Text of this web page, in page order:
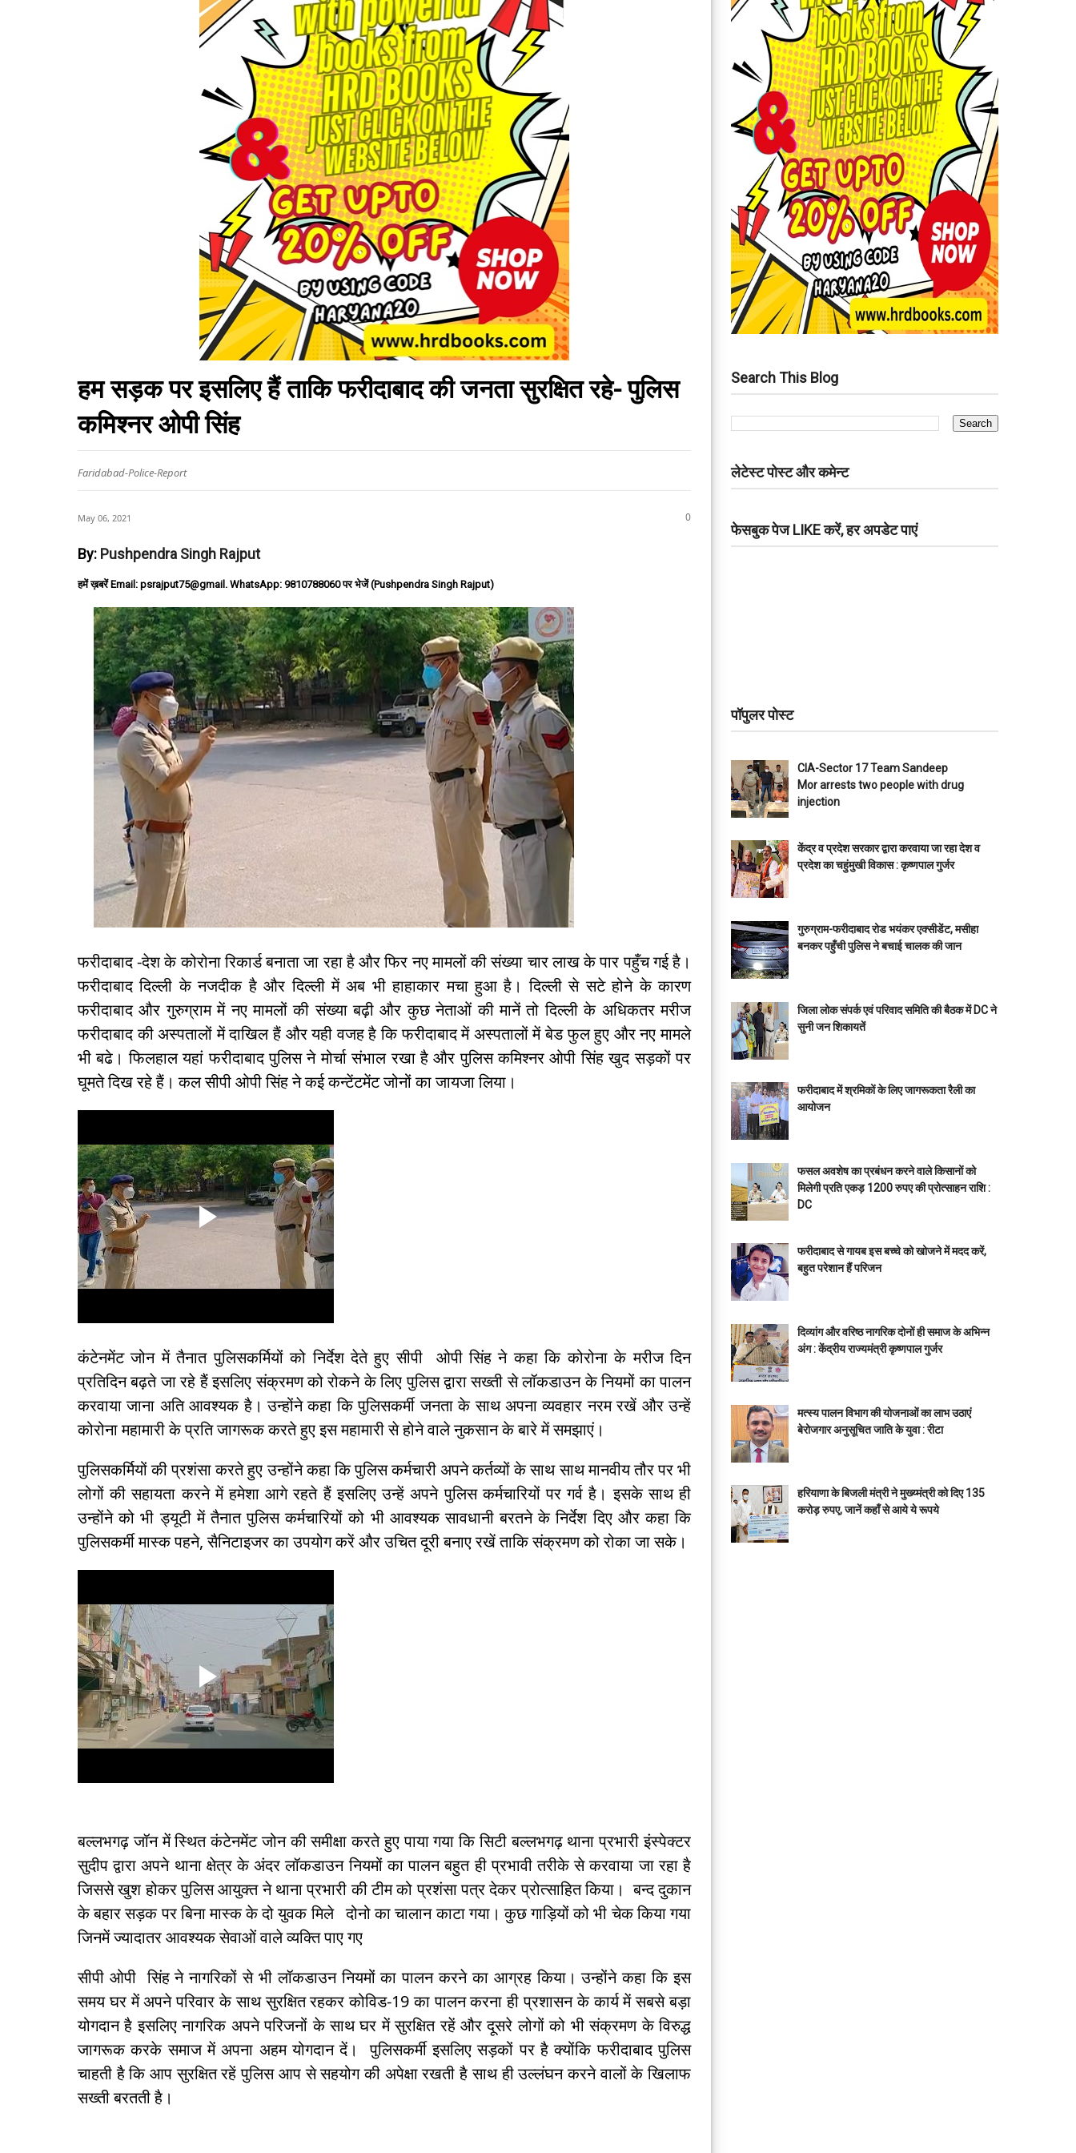
हम सड़क पर इसलिए हैं ताकि फरीदाबाद की जनता सुरक्षित रहे- पुलिस
कमिश्नर ओपी सिंह
Faridabad-Police-Report
May 06, 2021 0
By: Pushpendra Singh Rajput
हमें ख़बरें Email: psrajput75@gmail. WhatsApp: 9810788060 पर भेजें (Pushpendra Singh Rajput)
फरीदाबाद -देश के कोरोना रिकार्ड बनाता जा रहा है और फिर नए मामलों की संख्या चार लाख के पार पहुँच गई है।
फरीदाबाद दिल्ली के नजदीक है और दिल्ली में अब भी हाहाकार मचा हुआ है। दिल्ली से सटे होने के कारण
फरीदाबाद और गुरुग्राम में नए मामलों की संख्या बढ़ी और कुछ नेताओं की मानें तो दिल्ली के अधिकतर मरीज
फरीदाबाद की अस्पतालों में दाखिल हैं और यही वजह है कि फरीदाबाद में अस्पतालों में बेड फुल हुए और नए मामले
भी बढे। फिलहाल यहां फरीदाबाद पुलिस ने मोर्चा संभाल रखा है और पुलिस कमिश्नर ओपी सिंह खुद सड़कों पर
घूमते दिख रहे हैं। कल सीपी ओपी सिंह ने कई कन्टेंटमेंट जोनों का जायजा लिया।
कंटेनमेंट जोन में तैनात पुलिसकर्मियों को निर्देश देते हुए सीपी ओपी सिंह ने कहा कि कोरोना के मरीज दिन
प्रतिदिन बढ़ते जा रहे हैं इसलिए संक्रमण को रोकने के लिए पुलिस द्वारा सख्ती से लॉकडाउन के नियमों का पालन
करवाया जाना अति आवश्यक है। उन्होंने कहा कि पुलिसकर्मी जनता के साथ अपना व्यवहार नरम रखें और उन्हें
कोरोना महामारी के प्रति जागरूक करते हुए इस महामारी से होने वाले नुकसान के बारे में समझाएं।
पुलिसकर्मियों की प्रशंसा करते हुए उन्होंने कहा कि पुलिस कर्मचारी अपने कर्तव्यों के साथ साथ मानवीय तौर पर भी
लोगों की सहायता करने में हमेशा आगे रहते हैं इसलिए उन्हें अपने पुलिस कर्मचारियों पर गर्व है। इसके साथ ही
उन्होंने को भी ड्यूटी में तैनात पुलिस कर्मचारियों को भी आवश्यक सावधानी बरतने के निर्देश दिए और कहा कि
पुलिसकर्मी मास्क पहने, सैनिटाइजर का उपयोग करें और उचित दूरी बनाए रखें ताकि संक्रमण को रोका जा सके।
बल्लभगढ़ जॉन में स्थित कंटेनमेंट जोन की समीक्षा करते हुए पाया गया कि सिटी बल्लभगढ़ थाना प्रभारी इंस्पेक्टर
सुदीप द्वारा अपने थाना क्षेत्र के अंदर लॉकडाउन नियमों का पालन बहुत ही प्रभावी तरीके से करवाया जा रहा है
जिससे खुश होकर पुलिस आयुक्त ने थाना प्रभारी की टीम को प्रशंसा पत्र देकर प्रोत्साहित किया। बन्द दुकान
के बहार सड़क पर बिना मास्क के दो युवक मिले दोनो का चालान काटा गया। कुछ गाड़ियों को भी चेक किया गया
जिनमें ज्यादातर आवश्यक सेवाओं वाले व्यक्ति पाए गए
सीपी ओपी सिंह ने नागरिकों से भी लॉकडाउन नियमों का पालन करने का आग्रह किया। उन्होंने कहा कि इस
समय घर में अपने परिवार के साथ सुरक्षित रहकर कोविड-19 का पालन करना ही प्रशासन के कार्य में सबसे बड़ा
योगदान है इसलिए नागरिक अपने परिजनों के साथ घर में सुरक्षित रहें और दूसरे लोगों को भी संक्रमण के विरुद्ध
जागरूक करके समाज में अपना अहम योगदान दें। पुलिसकर्मी इसलिए सड़कों पर है क्योंकि फरीदाबाद पुलिस
चाहती है कि आप सुरक्षित रहें पुलिस आप से सहयोग की अपेक्षा रखती है साथ ही उल्लंघन करने वालों के खिलाफ
सख्ती बरतती है।
Search This Blog
लेटेस्ट पोस्ट और कमेन्ट
फेसबुक पेज LIKE करें, हर अपडेट पाएं
पॉपुलर पोस्ट
CIA-Sector 17 Team Sandeep
Mor arrests two people with drug
injection
केंद्र व प्रदेश सरकार द्वारा करवाया जा रहा देश व
प्रदेश का चहुंमुखी विकास : कृष्णपाल गुर्जर
गुरुग्राम-फरीदाबाद रोड भयंकर एक्सीडेंट, मसीहा
बनकर पहुँची पुलिस ने बचाई चालक की जान
जिला लोक संपर्क एवं परिवाद समिति की बैठक में DC ने
सुनी जन शिकायतें
फरीदाबाद में श्रमिकों के लिए जागरूकता रैली का
आयोजन
फसल अवशेष का प्रबंधन करने वाले किसानों को
मिलेगी प्रति एकड़ 1200 रुपए की प्रोत्साहन राशि :
DC
फरीदाबाद से गायब इस बच्चे को खोजने में मदद करें,
बहुत परेशान हैं परिजन
दिव्यांग और वरिष्ठ नागरिक दोनों ही समाज के अभिन्न
अंग : केंद्रीय राज्यमंत्री कृष्णपाल गुर्जर
मत्स्य पालन विभाग की योजनाओं का लाभ उठाएं
बेरोजगार अनुसूचित जाति के युवा : रीटा
हरियाणा के बिजली मंत्री ने मुख्य्मंत्री को दिए 135
करोड़ रुपए, जानें कहाँ से आये ये रूपये